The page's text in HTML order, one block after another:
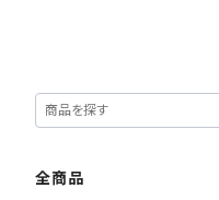
全商品